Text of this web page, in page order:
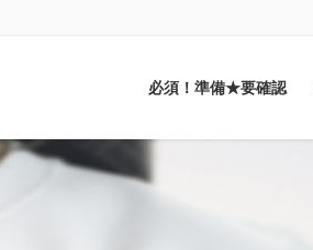
必須！準備★要確認